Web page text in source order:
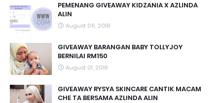
PEMENANG GIVEAWAY KIDZANIA X AZLINDA
ALIN
August 06, 2018
GIVEAWAY BARANGAN BABY TOLLYJOY
BERNILAI RM150
August 01, 2018
GIVEAWAY RYSYA SKINCARE CANTIK MACAM
CHE TA BERSAMA AZLINDA ALIN